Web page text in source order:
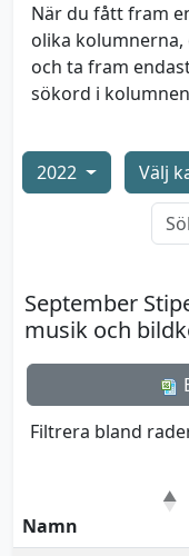
När du fått fram
olika kolumnerna,
och ta fram
sökord i
2022 Välj
September
musik och
Filtrera bland
Namn